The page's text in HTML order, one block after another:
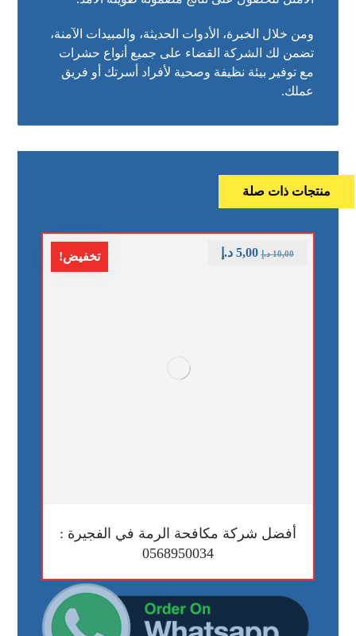
ومن خلال الخبرة، الأدوات الحديثة، والمبيدات الآمنة،
تضمن لك الشركة القضاء على جميع أنواع حشرات
مع توفير بيئة نظيفة وصحية لأفراد أسرتك أو فريق
عملك.
منتجات ذات صلة
تخفيض!
أفضل شركة مكافحة الرمة في الفجيرة :
0568950034
10,00 د.إ 5,00 د.إ